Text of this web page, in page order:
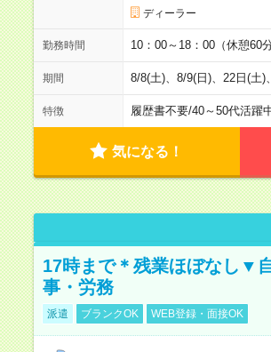
ディーラー
勤務時間 10：00～18：00（休憩60
期間 8/8(土)、8/9(日)、22日(土)
特徴 履歴書不要/40～50代活躍
気になる！
17時まで＊残業ほぼなし▼
事・労務
派遣 ブランクOK WEB登録・面接OK